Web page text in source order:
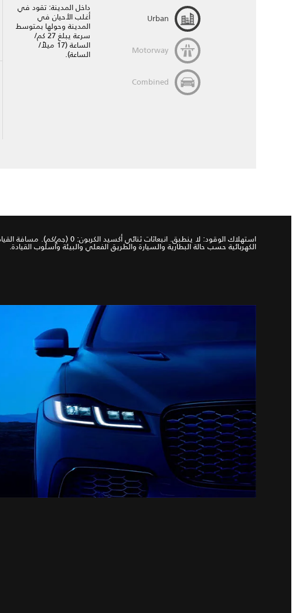
Urban
Motorway
Combined
داخل المدينة: تقود في
أغلب الأحيان في
المدينة وحولها بمتوسط
سرعة يبلغ 27 كم/
الساعة (17 ميلاً/
الساعة).
الكهربائية حسب حالة البطارية والسيارة والطريق الفعلي والبيئة وأسلوب القيادة.